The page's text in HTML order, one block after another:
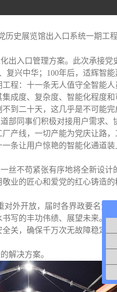
历史展览馆出入口系统一期工
入口管理方案。此次承接党
复兴中华；100年后，适辉智
程：十一条无人值守全智能人
成度、复杂度、智能化程度和
到二十天，这几乎是不可能完
同事们积极对接用户需求、
产线，一切产能为党庆让路，
条让用户惊艳的智能化通道
不苟紧张有序地将全新设计
业的匠心和爱党的红心铸造的
外开放，届时各界政要名流
写的丰功伟绩、展望未来。
关，确保千万次无故障稳定运
解决方案。